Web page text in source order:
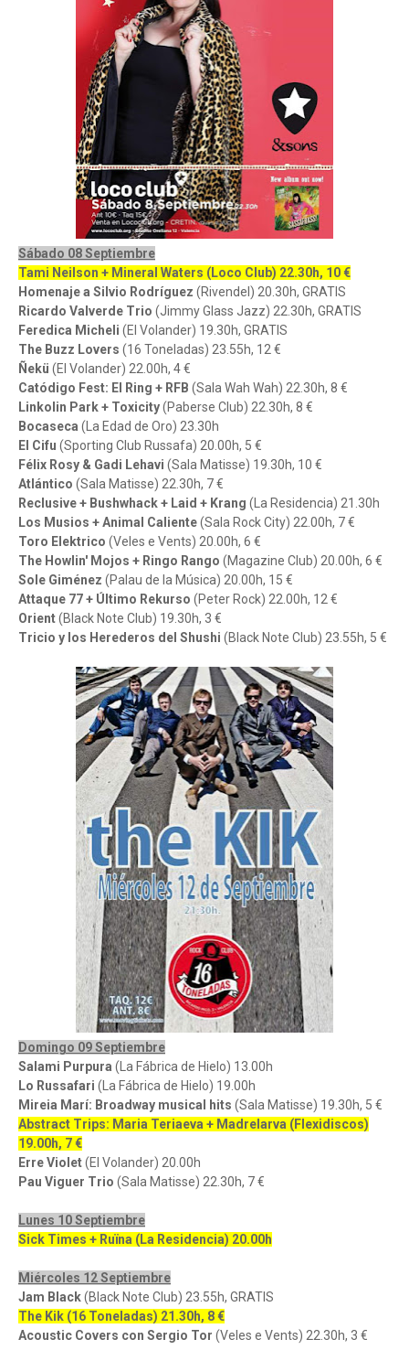
Sábado 08 Septiembre
Tami Neilson + Mineral Waters (Loco Club) 22.30h, 10 €
Homenaje a Silvio Rodríguez (Rivendel) 20.30h, GRATIS
Ricardo Valverde Trio (Jimmy Glass Jazz) 22.30h, GRATIS
Feredica Micheli (El Volander) 19.30h, GRATIS
The Buzz Lovers (16 Toneladas) 23.55h, 12 €
Ñekü (El Volander) 22.00h, 4 €
Catódigo Fest: El Ring + RFB (Sala Wah Wah) 22.30h, 8 €
Linkolin Park + Toxicity(Paberse Club) 22.30h, 8 €
Bocaseca (La Edad de Oro) 23.30h
El Cifu (Sporting Club Russafa) 20.00h, 5 €
Félix Rosy & Gadi Lehavi (Sala Matisse) 19.30h, 10 €
Atlántico (Sala Matisse) 22.30h, 7 €
Reclusive + Bushwhack + Laid + Krang (La Residencia) 21.30h
Los Musios + Animal Caliente(Sala Rock City) 22.00h, 7 €
Toro Elektrico (Veles e Vents) 20.00h, 6 €
The Howlin' Mojos + Ringo Rango (Magazine Club) 20.00h, 6 €
Sole Giménez (Palau de la Música) 20.00h, 15 €
Attaque 77 + Último Rekurso (Peter Rock) 22.00h, 12 €
Orient(Black Note Club) 19.30h, 3 €
Tricio y los Herederos del Shushi (Black Note Club) 23.55h, 5 €
Domingo 09 Septiembre
Salami Purpura (La Fábrica de Hielo) 13.00h
Lo Russafari (La Fábrica de Hielo) 19.00h
Mireia Marí: Broadway musical hits (Sala Matisse) 19.30h, 5 €
Abstract Trips: Maria Teriaeva + Madrelarva (Flexidiscos)
19.00h, 7 €
Erre Violet(El Volander) 20.00h
Pau Viguer Trio (Sala Matisse) 22.30h, 7 €
Lunes 10 Septiembre
Sick Times + Ruïna (La Residencia) 20.00h
Miércoles 12 Septiembre
Jam Black(Black Note Club) 23.55h, GRATIS
The Kik (16 Toneladas) 21.30h, 8 €
Acoustic Covers con Sergio Tor (Veles e Vents) 22.30h, 3 €